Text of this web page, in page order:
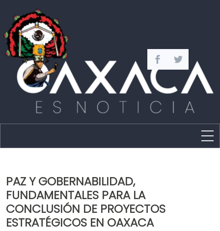
Capital
Policíaca
Cultura
PAZ Y GOBERNABILIDAD,
FUNDAMENTALES PARA LA
CONCLUSIÓN DE PROYECTOS
ESTRATÉGICOS EN OAXACA